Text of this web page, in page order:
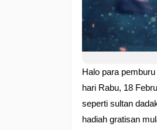
Halo para
hari Rabu, 18
seperti sultan
hadiah gratisan